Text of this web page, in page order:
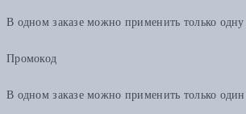
В одном заказе можно применить только одну
Промокод
В одном заказе можно применить только